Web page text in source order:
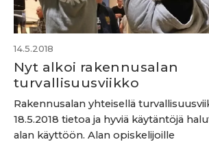
14.5.2018
Nyt alkoi rakennusalan
turvallisuusviikko
Rakennusalan yhteisellä
18.5.2018 tietoa ja hyviä käytäntöjä
alan käyttöön. Alan opiskelijoille